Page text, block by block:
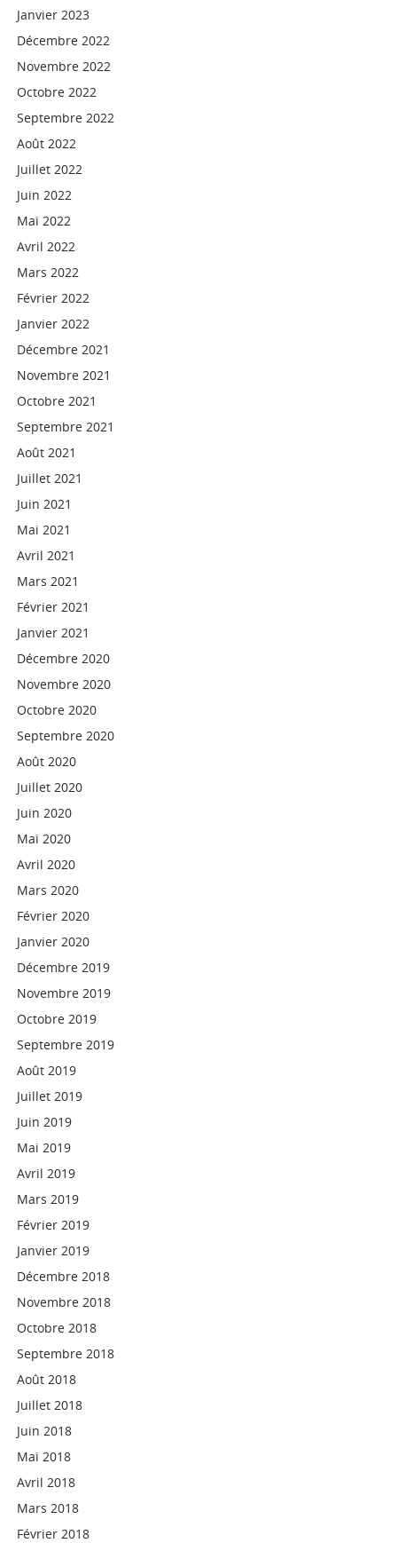
Janvier 2023
Décembre 2022
Novembre 2022
Octobre 2022
Septembre 2022
Août 2022
Juillet 2022
Juin 2022
Mai 2022
Avril 2022
Mars 2022
Février 2022
Janvier 2022
Décembre 2021
Novembre 2021
Octobre 2021
Septembre 2021
Août 2021
Juillet 2021
Juin 2021
Mai 2021
Avril 2021
Mars 2021
Février 2021
Janvier 2021
Décembre 2020
Novembre 2020
Octobre 2020
Septembre 2020
Août 2020
Juillet 2020
Juin 2020
Mai 2020
Avril 2020
Mars 2020
Février 2020
Janvier 2020
Décembre 2019
Novembre 2019
Octobre 2019
Septembre 2019
Août 2019
Juillet 2019
Juin 2019
Mai 2019
Avril 2019
Mars 2019
Février 2019
Janvier 2019
Décembre 2018
Novembre 2018
Octobre 2018
Septembre 2018
Août 2018
Juillet 2018
Juin 2018
Mai 2018
Avril 2018
Mars 2018
Février 2018